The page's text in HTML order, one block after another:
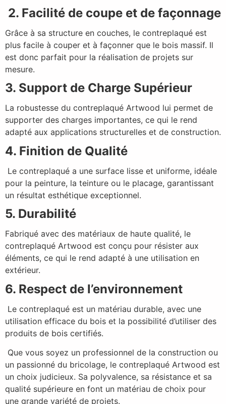
2. Facilité de coupe et de façonnage
Grâce à sa structure en couches, le contreplaqué est
plus facile à couper et à façonner que le bois massif. Il
est donc parfait pour la réalisation de projets sur
mesure.
3. Support de Charge Supérieur
La robustesse du contreplaqué Artwood lui permet de
supporter des charges importantes, ce qui le rend
adapté aux applications structurelles et de construction.
4. Finition de Qualité
Le contreplaqué a une surface lisse et uniforme, idéale
pour la peinture, la teinture ou le placage, garantissant
un résultat esthétique exceptionnel.
5. Durabilité
Fabriqué avec des matériaux de haute qualité, le
contreplaqué Artwood est conçu pour résister aux
éléments, ce qui le rend adapté à une utilisation en
extérieur.
6. Respect de l’environnement
Le contreplaqué est un matériau durable, avec une
utilisation efficace du bois et la possibilité d’utiliser des
produits de bois certifiés.
Que vous soyez un professionnel de la construction ou
un passionné du bricolage, le contreplaqué Artwood est
un choix judicieux. Sa polyvalence, sa résistance et sa
qualité supérieure en font un matériau de choix pour
une grande variété de projets.